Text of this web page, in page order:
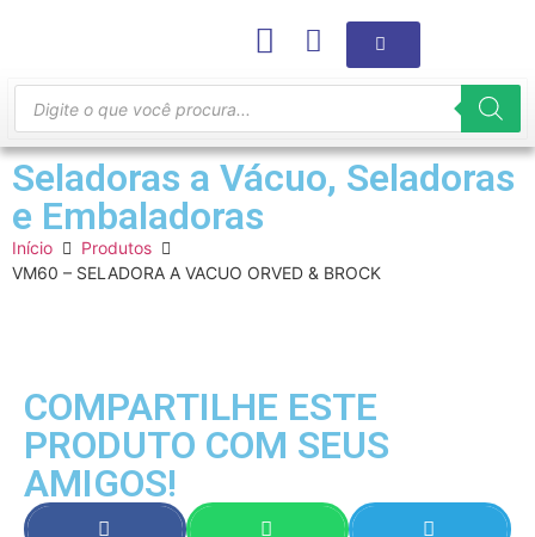
Seladoras a Vácuo, Seladoras
e Embaladoras
Início
Produtos
VM60 – SELADORA A VACUO ORVED & BROCK
COMPARTILHE ESTE
PRODUTO COM SEUS
AMIGOS!